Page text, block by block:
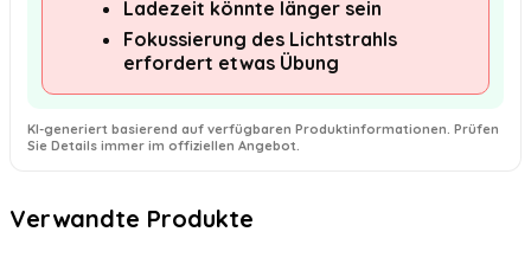
Ladezeit könnte länger sein
Fokussierung des Lichtstrahls
erfordert etwas Übung
KI-generiert basierend auf verfügbaren Produktinformationen. Prüfen
Sie Details immer im offiziellen Angebot.
Verwandte Produkte